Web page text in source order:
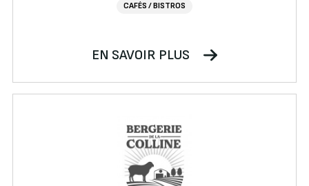
CAFÉS / BISTROS
EN SAVOIR PLUS